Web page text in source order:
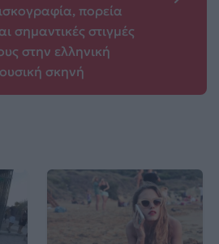
πορεία
σημαντικές στιγμές
στην ελληνική
σκηνή